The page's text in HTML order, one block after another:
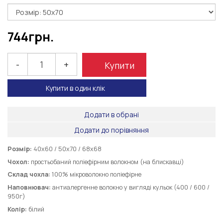
744грн.
- + Купити
Купити в один клік
Додати в обрані
Додати до порівняння
Розмір: 40х60 / 50х70 / 68х68
Чохол: простьобаний поліефірним волокном (на блискавці)
Склад чохла: 100% мікроволокно поліефірне
Наповнювач: антиалергенне волокно у вигляді кульок (400 / 600 /
950г)
Колір: білий